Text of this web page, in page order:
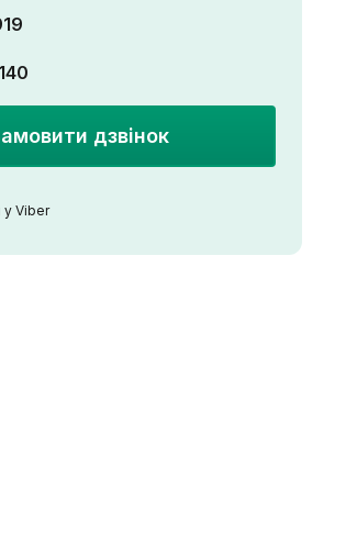
дзвінок
у Viber